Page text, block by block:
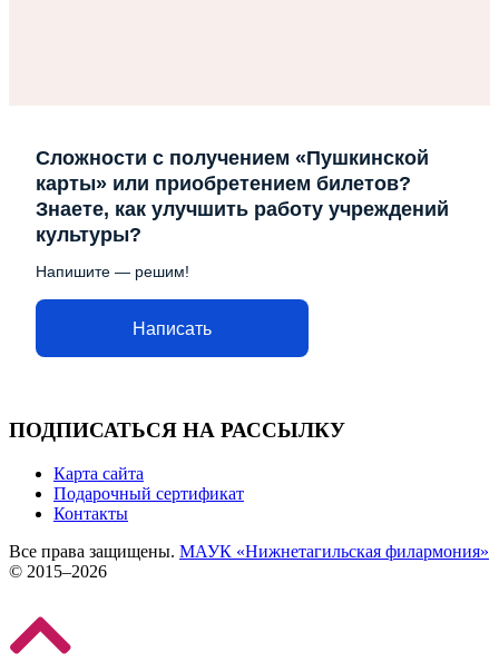
Сложности с получением «Пушкинской
карты» или приобретением билетов?
Знаете, как улучшить работу учреждений
культуры?
Напишите — решим!
Написать
ПОДПИСАТЬСЯ НА РАССЫЛКУ
Карта сайта
Подарочный сертификат
Контакты
Все права защищены. МАУК «Нижнетагильская филармония»
© 2015–2026